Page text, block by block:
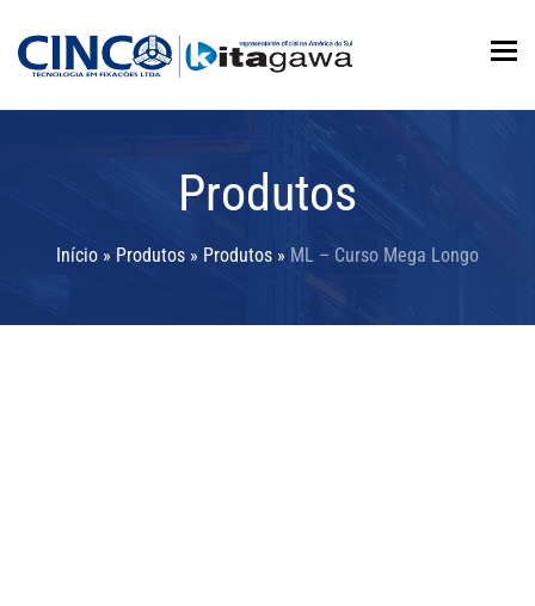
Produtos
Início » Produtos » Produtos » ML – Curso Mega Longo